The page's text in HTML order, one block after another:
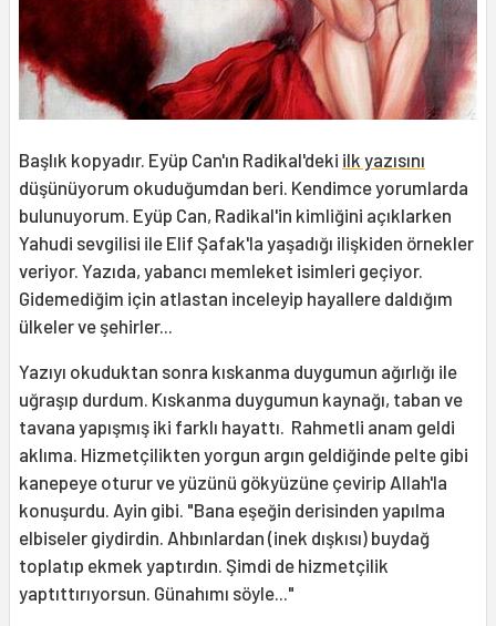
Başlık kopyadır. Eyüp Can'ın Radikal'deki ilk yazısını
düşünüyorum okuduğumdan beri. Kendimce yorumlarda
bulunuyorum. Eyüp Can, Radikal'in kimliğini açıklarken
Yahudi sevgilisi ile Elif Şafak'la yaşadığı ilişkiden örnekler
veriyor. Yazıda, yabancı memleket isimleri geçiyor.
Gidemediğim için atlastan inceleyip hayallere daldığım
ülkeler ve şehirler...
Yazıyı okuduktan sonra kıskanma duygumun ağırlığı ile
uğraşıp durdum. Kıskanma duygumun kaynağı, taban ve
tavana yapışmış iki farklı hayattı. Rahmetli anam geldi
aklıma. Hizmetçilikten yorgun argın geldiğinde pelte gibi
kanepeye oturur ve yüzünü gökyüzüne çevirip Allah'la
konuşurdu. Ayin gibi. "Bana eşeğin derisinden yapılma
elbiseler giydirdin. Ahbınlardan (inek dışkısı) buydağ
toplatıp ekmek yaptırdın. Şimdi de hizmetçilik
yaptıttırıyorsun. Günahımı söyle..."